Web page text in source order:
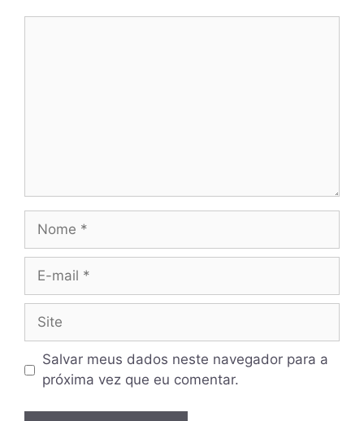
Nome
Site
Salvar meus dados neste navegador para a
próxima vez que eu comentar.